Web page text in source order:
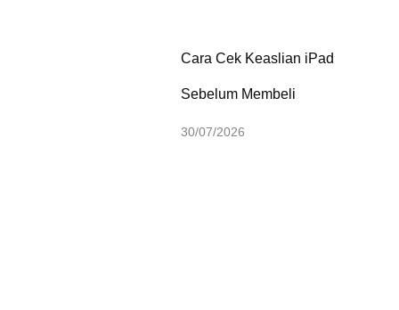
Cara Cek Keaslian iPad
Sebelum Membeli
30/07/2026